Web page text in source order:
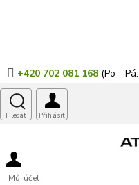
+420 702 081 168
Můj účet